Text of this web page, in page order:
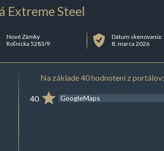
Extreme Steel
Nové Zámky
Roľnícka 5283/9
Dátum skenovania:
8. marca 2026
Na základe 40 hodnotení z portálov:
40 GoogleMaps